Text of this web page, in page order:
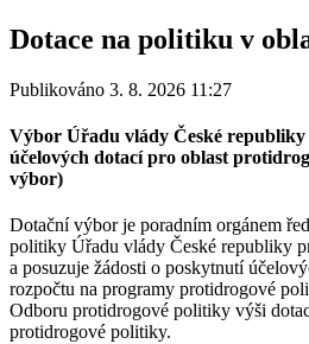
Dotace na politiku v
Publikováno 3. 8. 2026 11:27
Výbor Úřadu vlády České
účelových dotací pro oblast
výbor)
Dotační výbor je poradním orgánem
politiky Úřadu vlády České republiky
a posuzuje žádosti o poskytnutí
rozpočtu na programy protidrogové
Odboru protidrogové politiky výši
protidrogové politiky.